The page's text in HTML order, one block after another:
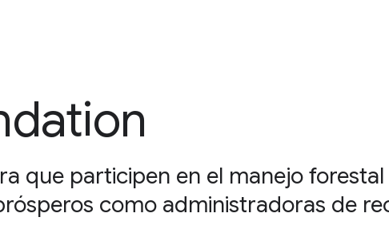
que participen en el manejo
como administradoras de